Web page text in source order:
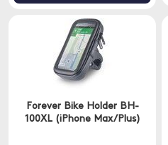
Forever Bike Holder BH-
100XL (iPhone Max/Plus)